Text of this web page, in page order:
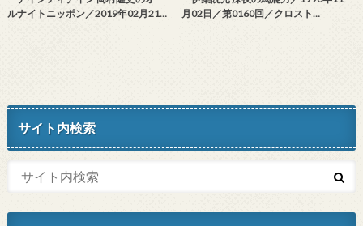
ルナイトニッポン／2019年02月21…
月02日／第0160回／クロスト…
サイト内検索